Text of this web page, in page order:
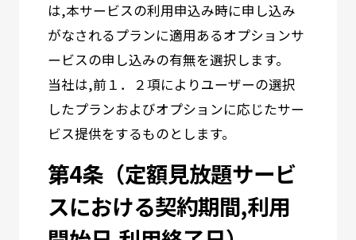
は,本サービスの利用申込み時に申し込み
がなされるプランに適用あるオプションサ
ービスの申し込みの有無を選択します。
当社は,前１．２項によりユーザーの選択
したプランおよびオプションに応じたサー
ビス提供をするものとします。
第4条（定額見放題サービ
スにおける契約期間,利用